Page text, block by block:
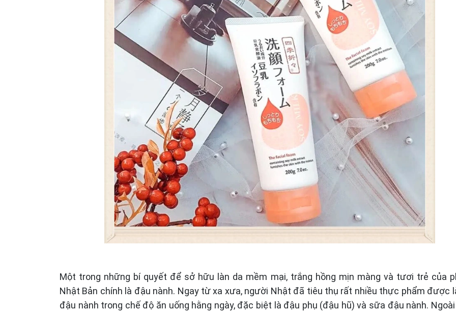
Một trong những bí quyết để sở hữu làn da mềm mại, trắng hồng mịn màng và tươi trẻ của
Nhật Bản chính là đậu nành. Ngay từ xa xưa, người Nhật đã tiêu thụ rất nhiều thực phẩm được
đậu nành trong chế độ ăn uống hằng ngày, đặc biệt là đậu phụ (đậu hũ) và sữa đậu nành. Ngoài